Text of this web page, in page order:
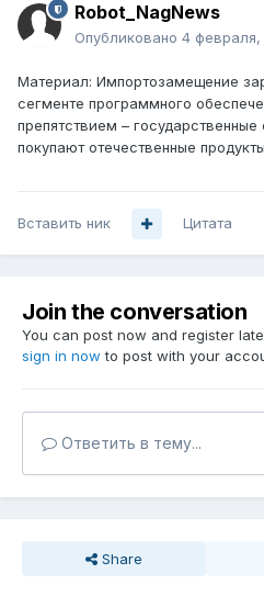
Robot_NagNews
Опубликовано 4 февраля,
Материал: Импортозамещение
сегменте программного
препятствием –
покупают отечественные
Вставить ник Цитата
Join the conversation
You can post now and register
sign in now to post with your
Ответить в тему...
Share